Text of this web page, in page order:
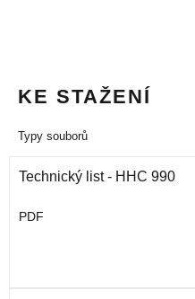
KE STAŽENÍ
Typy souborů
Technický list - HHC 990
PDF